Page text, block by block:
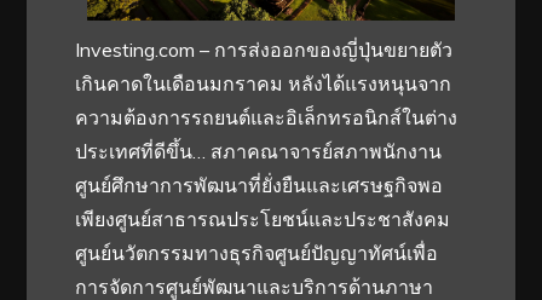
Investing.com – การส่งออกของญี่ปุ่นขยายตัว
เกินคาดในเดือนมกราคม หลังได้แรงหนุนจาก
ความต้องการรถยนต์และอิเล็กทรอนิกส์ในต่าง
ประเทศที่ดีขึ้น… สภาคณาจารย์สภาพนักงาน
ศูนย์ศึกษาการพัฒนาที่ยั่งยืนและเศรษฐกิจพอ
เพียงศูนย์สาธารณประโยชน์และประชาสังคม
ศูนย์นวัตกรรมทางธุรกิจศูนย์ปัญญาทัศน์เพื่อ
การจัดการศูนย์พัฒนาและบริการด้านภาษา